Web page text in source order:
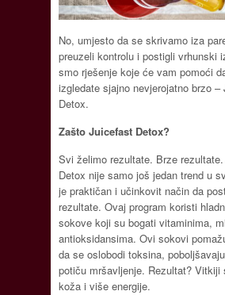
No, umjesto da se skrivamo iza
preuzeli kontrolu i postigli vrhunski
smo rješenje koje će vam pomoći
izgledate sjajno nevjerojatno brzo –
Detox.
Zašto Juicefast Detox?
Svi želimo rezultate. Brze
Detox nije samo još jedan trend u
je praktičan i učinkovit način da
rezultate. Ovaj program koristi
sokove koji su bogati vitaminima,
antioksidansima. Ovi sokovi
da se oslobodi toksina,
potiču mršavljenje. Rezultat?
koža i više energije.